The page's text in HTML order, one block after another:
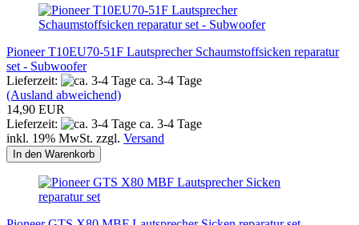
Pioneer T10EU70-51F Lautsprecher Schaumstoffsicken reparatur
set - Subwoofer
Lieferzeit:
ca. 3-4 Tage
(Ausland abweichend)
14,90 EUR
Lieferzeit:
ca. 3-4 Tage
inkl. 19% MwSt. zzgl. Versand
In den Warenkorb